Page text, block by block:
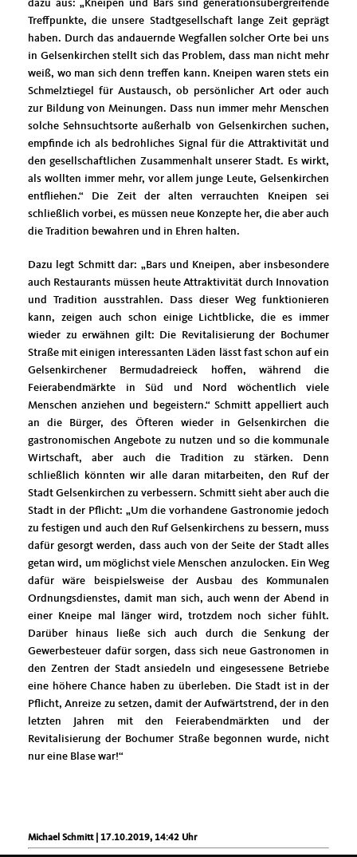
dazu aus: „Kneipen und Bars sind generationsübergreifende
Treffpunkte, die unsere Stadtgesellschaft lange Zeit geprägt
haben. Durch das andauernde Wegfallen solcher Orte bei uns
in Gelsenkirchen stellt sich das Problem, dass man nicht mehr
weiß, wo man sich denn treffen kann. Kneipen waren stets ein
Schmelztiegel für Austausch, ob persönlicher Art oder auch
zur Bildung von Meinungen. Dass nun immer mehr Menschen
solche Sehnsuchtsorte außerhalb von Gelsenkirchen suchen,
empfinde ich als bedrohliches Signal für die Attraktivität und
den gesellschaftlichen Zusammenhalt unserer Stadt. Es wirkt,
als wollten immer mehr, vor allem junge Leute, Gelsenkirchen
entfliehen.“ Die Zeit der alten verrauchten Kneipen sei
schließlich vorbei, es müssen neue Konzepte her, die aber auch
die Tradition bewahren und in Ehren halten.
Dazu legt Schmitt dar: „Bars und Kneipen, aber insbesondere
auch Restaurants müssen heute Attraktivität durch Innovation
und Tradition ausstrahlen. Dass dieser Weg funktionieren
kann, zeigen auch schon einige Lichtblicke, die es immer
wieder zu erwähnen gilt: Die Revitalisierung der Bochumer
Straße mit einigen interessanten Läden lässt fast schon auf ein
Gelsenkirchener Bermudadreieck hoffen, während die
Feierabendmärkte in Süd und Nord wöchentlich viele
Menschen anziehen und begeistern.“ Schmitt appelliert auch
an die Bürger, des Öfteren wieder in Gelsenkirchen die
gastronomischen Angebote zu nutzen und so die kommunale
Wirtschaft, aber auch die Tradition zu stärken. Denn
schließlich könnten wir alle daran mitarbeiten, den Ruf der
Stadt Gelsenkirchen zu verbessern. Schmitt sieht aber auch die
Stadt in der Pflicht: „Um die vorhandene Gastronomie jedoch
zu festigen und auch den Ruf Gelsenkirchens zu bessern, muss
dafür gesorgt werden, dass auch von der Seite der Stadt alles
getan wird, um möglichst viele Menschen anzulocken. Ein Weg
dafür wäre beispielsweise der Ausbau des Kommunalen
Ordnungsdienstes, damit man sich, auch wenn der Abend in
einer Kneipe mal länger wird, trotzdem noch sicher fühlt.
Darüber hinaus ließe sich auch durch die Senkung der
Gewerbesteuer dafür sorgen, dass sich neue Gastronomen in
den Zentren der Stadt ansiedeln und eingesessene Betriebe
eine höhere Chance haben zu überleben. Die Stadt ist in der
Pflicht, Anreize zu setzen, damit der Aufwärtstrend, der in den
letzten Jahren mit den Feierabendmärkten und der
Revitalisierung der Bochumer Straße begonnen wurde, nicht
nur eine Blase war!“
Michael Schmitt | 17.10.2019, 14:42 Uhr